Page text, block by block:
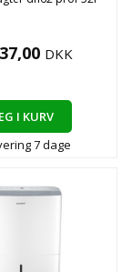
DKK
I KURV
7dage